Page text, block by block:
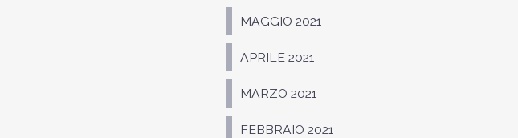
MAGGIO 2021
APRILE 2021
MARZO 2021
FEBBRAIO 2021